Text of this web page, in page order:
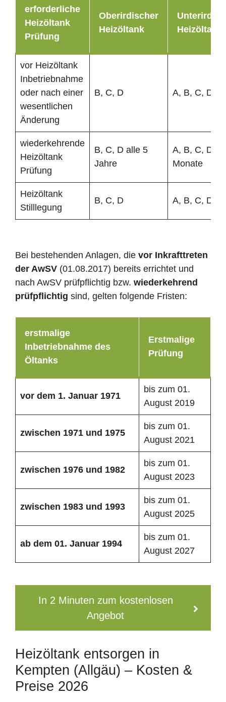
erforderliche
Heizöltank
Prüfung
Oberirdischer
Heizöltank
Heizöltank
vor Heizöltank
Inbetriebnahme
oder nach einer
wesentlichen
Änderung
B, C, D A, B, C, D
wiederkehrende
Heizöltank
Prüfung
B, C, D alle 5
Jahre
A, B, C, D
Monate
Heizöltank
Stilllegung
B, C, D A, B, C, D
Bei bestehenden Anlagen, die vor Inkrafttreten
der AwSV (01.08.2017) bereits errichtet und
nach AwSV prüfpflichtig bzw. wiederkehrend
prüfpflichtig sind, gelten folgende Fristen:
erstmalige
Inbetriebnahme des
Öltanks
Erstmalige
Prüfung
vor dem 1. Januar 1971
bis zum 01.
August 2019
zwischen 1971 und 1975
bis zum 01.
August 2021
zwischen 1976 und 1982
bis zum 01.
August 2023
zwischen 1983 und 1993
bis zum 01.
August 2025
ab dem 01. Januar 1994
bis zum 01.
August 2027
In 2 Minuten zum kostenlosen
Angebot
Heizöltank entsorgen in
Kempten (Allgäu) – Kosten &
Preise 2026